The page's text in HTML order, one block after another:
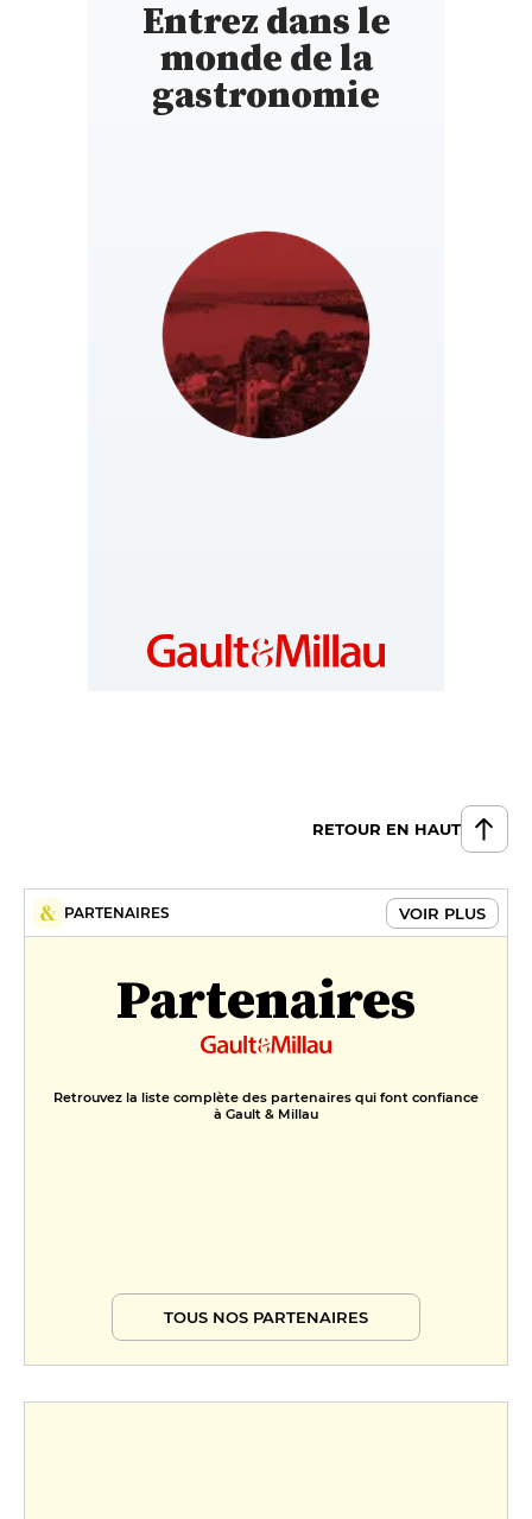
Entrez dans le
monde de la
gastronomie
RETOUR EN HAUT
PARTENAIRES VOIR PLUS
Partenaires
Retrouvez la liste complète des partenaires qui font confiance
à Gault & Millau
TOUS NOS PARTENAIRES